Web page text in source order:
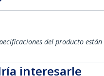
del producto
interesarle